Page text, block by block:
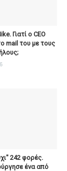
Γιατί ο CEO
mail του με τους
242 φορές.
ένα από